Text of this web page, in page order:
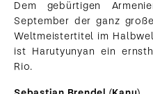
Dem gebürtigen
September der ganz
Weltmeistertitel im
ist Harutyunyan ein
Rio.